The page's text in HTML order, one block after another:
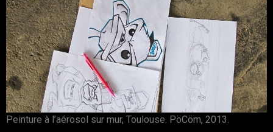
Peinture à l’aérosol sur mur, Toulouse. PöCöm, 2013.